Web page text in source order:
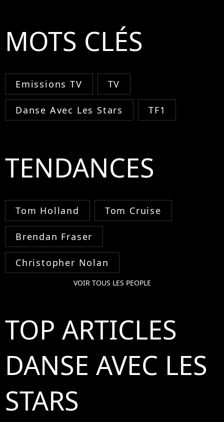
MOTS CLÉS
Emissions TV TV
Danse Avec Les Stars TF1
TENDANCES
Tom Holland Tom Cruise
Brendan Fraser
Christopher Nolan
VOIR TOUS LES PEOPLE
TOP ARTICLES
DANSE AVEC LES
STARS